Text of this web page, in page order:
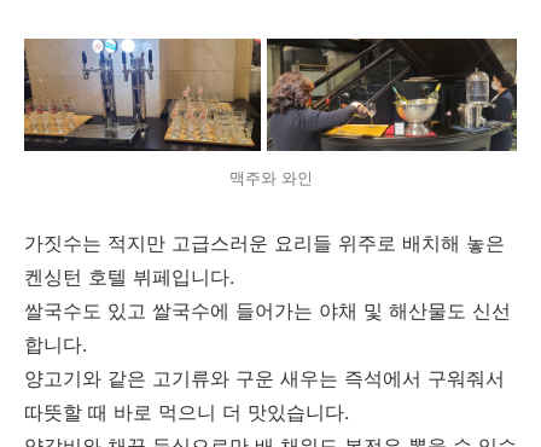
맥주와 와인
가짓수는 적지만 고급스러운 요리들 위주로 배치해 놓은
켄싱턴 호텔 뷔페입니다.
쌀국수도 있고 쌀국수에 들어가는 야채 및 해산물도 신선
합니다.
양고기와 같은 고기류와 구운 새우는 즉석에서 구워줘서
따뜻할 때 바로 먹으니 더 맛있습니다.